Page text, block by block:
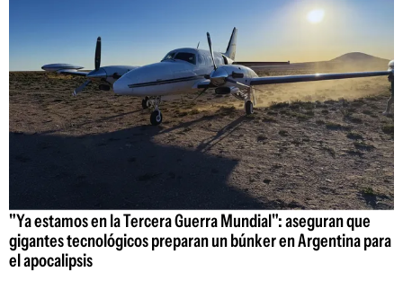
"Ya estamos en la Tercera Guerra Mundial": aseguran que
gigantes tecnológicos preparan un búnker en Argentina para
el apocalipsis